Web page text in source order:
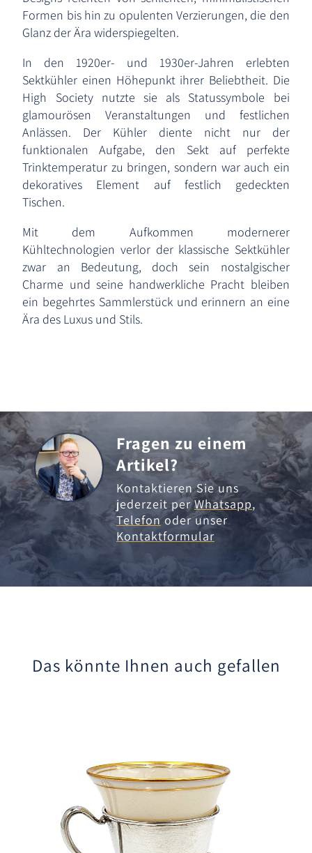
Formen bis hin zu opulenten Verzierungen, die den
Glanz der Ära widerspiegelten.
In den 1920er- und 1930er-Jahren erlebten
Sektkühler einen Höhepunkt ihrer Beliebtheit. Die
High Society nutzte sie als Statussymbole bei
glamourösen Veranstaltungen und festlichen
Anlässen. Der Kühler diente nicht nur der
funktionalen Aufgabe, den Sekt auf perfekte
Trinktemperatur zu bringen, sondern war auch ein
dekoratives Element auf festlich gedeckten
Tischen.
Mit dem Aufkommen modernerer
Kühltechnologien verlor der klassische Sektkühler
zwar an Bedeutung, doch sein nostalgischer
Charme und seine handwerkliche Pracht bleiben
ein begehrtes Sammlerstück und erinnern an eine
Ära des Luxus und Stils.
Fragen zu einem
Artikel?
Kontaktieren Sie uns
jederzeit perWhatsapp,
Telefonoder unser
Kontaktformular
Das könnte Ihnen auch gefallen